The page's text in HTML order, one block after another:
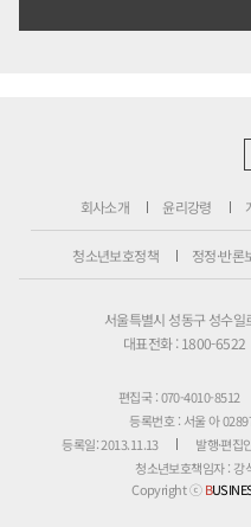
회사소개 윤리강령
청소년보호정책 정정·반론
서울특별시 성동구 성수
대표전화 : 1800-6522
편집국 : 070-4010-8512
등록번호 : 서울 아
등록일: 2013.11.13
발행·편집
청소년보호책임자 : 강
Copyright ⓒB